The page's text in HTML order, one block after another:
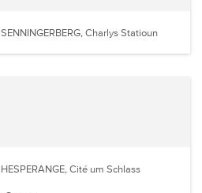
SENNINGERBERG, Charlys Statioun
HESPERANGE, Cité um Schlass